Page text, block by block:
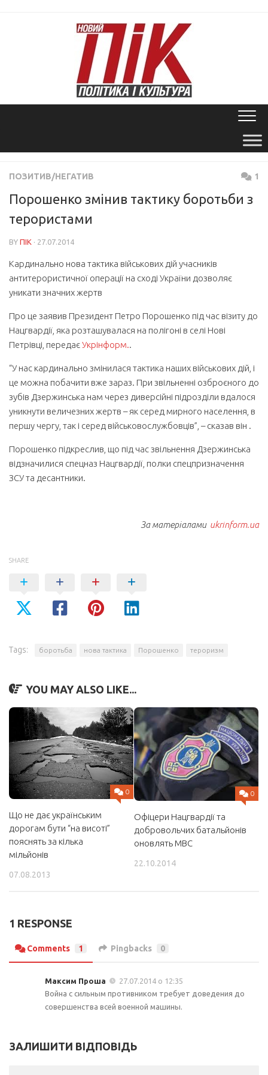
ПОЗИТИВ/НЕГАТИВ 1
Порошенко змінив тактику боротьби з
терористами
BY ПІК · 27.07.2014
Кардинально нова тактика військових дій учасників
антитерористичної операції на сході України дозволяє
уникати значних жертв
Про це заявив Президент Петро Порошенко під час візиту до
Нацгвардії, яка розташувалася на полігоні в селі Нові
Петрівці, передаєУкрінформ..
“У нас кардинально змінилася тактика наших військових дій, і
це можна побачити вже зараз. При звільненні озброєного до
зубів Дзержинська нам через диверсійні підрозділи вдалося
уникнути величезних жертв – як серед мирного населення, в
першу чергу, так і серед військовослужбовців”, – сказав він .
Порошенко підкреслив, що під час звільнення Дзержинська
відзначилися спецназ Нацгвардії, полки спецпризначення
ЗСУ та десантники.
За матеріалами ukrinform.ua
SHARE
Tags: боротьба нова тактика Порошенко тероризм
YOU MAY ALSO LIKE...
0
Що не дає українським
дорогам бути “на висоті”
пояснять за кілька
мільйонів
07.08.2013
0
Офіцери Нацгвардії та
добровольчих батальйонів
оновлять МВС
22.10.2014
1 RESPONSE
Comments 1 Pingbacks 0
Максим Проша
27.07.2014 о 12:35
Война с сильным противником требует доведения до
совершенства всей военной машины.
ЗАЛИШИТИ ВІДПОВІДЬ